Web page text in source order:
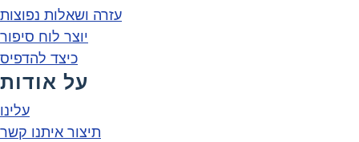
עזרה ושאלות נפוצות
יוצר לוח סיפור
כיצד להדפיס
על אודות
עלינו
תיצור איתנו קשר